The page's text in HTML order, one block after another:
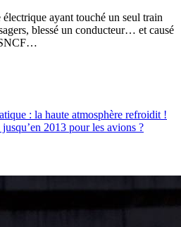
ayant touché un seul train
blessé un conducteur… et causé
SNCF…
: la haute atmosphère refroidit !
2013 pour les avions ?